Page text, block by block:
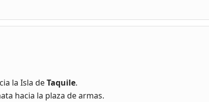
la Isla deTaquile.
hacia la plaza de armas.